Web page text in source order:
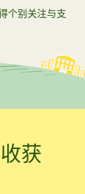
个别关注与支
获